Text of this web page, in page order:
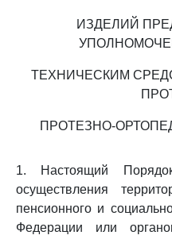
ИЗДЕЛИЙ
ТЕХНИЧЕСКИМ
ПРОТЕЗНО-
1. Настоящий
осуществления
пенсионного и
Федерации или